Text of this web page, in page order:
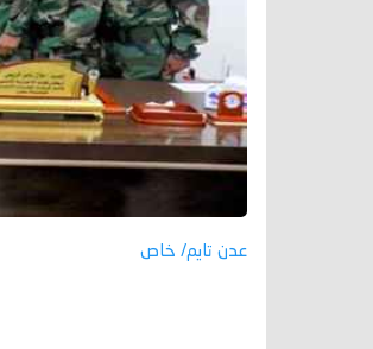
عدن تايم/ خاص